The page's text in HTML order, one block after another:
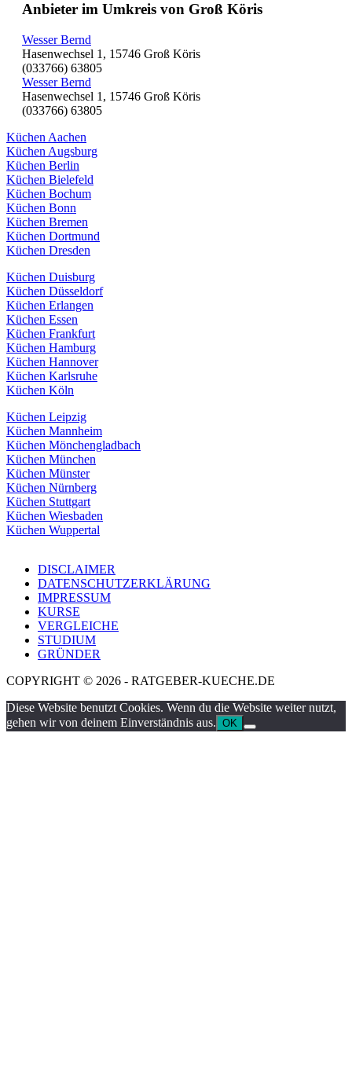
Anbieter im Umkreis von Groß Köris
Wesser Bernd
Hasenwechsel 1, 15746 Groß Köris
(033766) 63805
Wesser Bernd
Hasenwechsel 1, 15746 Groß Köris
(033766) 63805
Küchen Aachen
Küchen Augsburg
Küchen Berlin
Küchen Bielefeld
Küchen Bochum
Küchen Bonn
Küchen Bremen
Küchen Dortmund
Küchen Dresden
Küchen Duisburg
Küchen Düsseldorf
Küchen Erlangen
Küchen Essen
Küchen Frankfurt
Küchen Hamburg
Küchen Hannover
Küchen Karlsruhe
Küchen Köln
Küchen Leipzig
Küchen Mannheim
Küchen Mönchengladbach
Küchen München
Küchen Münster
Küchen Nürnberg
Küchen Stuttgart
Küchen Wiesbaden
Küchen Wuppertal
DISCLAIMER
DATENSCHUTZERKLÄRUNG
IMPRESSUM
KURSE
VERGLEICHE
STUDIUM
GRÜNDER
COPYRIGHT © 2026 - RATGEBER-KUECHE.DE
Diese Website benutzt Cookies. Wenn du die Website weiter nutzt,
gehen wir von deinem Einverständnis aus. OK